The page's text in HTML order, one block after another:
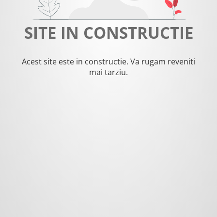
SITE IN CONSTRUCTIE
Acest site este in constructie. Va rugam reveniti
mai tarziu.